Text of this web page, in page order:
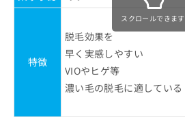
特徴
脱毛効果を
早く実感しやすい
VIOやヒゲ等
濃い毛の脱毛に適している
スクロールできます